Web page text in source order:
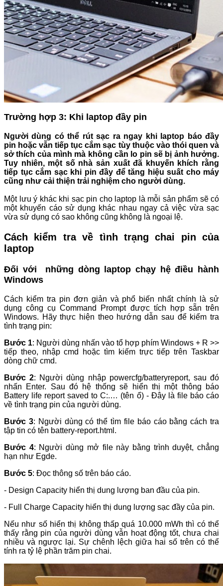
Trường hợp 3: Khi laptop đầy pin
Người dùng có thể rút sạc ra ngay khi laptop báo đầy
pin hoặc vẫn tiếp tục cắm sạc tùy thuộc vào thói quen và
sở thích của mình mà không cần lo pin sẽ bị ảnh hưởng.
Tuy nhiên, một số nhà sản xuất đã khuyến khích rằng
tiếp tục cắm sạc khi pin đầy để tăng hiệu suất cho máy
cũng như cải thiện trải nghiệm cho người dùng.
Một lưu ý khác khi sạc pin cho laptop là mỗi sản phẩm sẽ có
một khuyến cáo sử dụng khác nhau ngay cả việc vừa sạc
vừa sử dụng có sao không cũng không là ngoại lệ.
Cách kiểm tra về tình trạng chai pin của
laptop
Đối với những dòng laptop chạy hệ điều hành
Windows
Cách kiểm tra pin đơn giản và phổ biến nhất chính là sử
dụng công cụ Command Prompt được tích hợp sẵn trên
Windows. Hãy thực hiện theo hướng dẫn sau để kiểm tra
tình trạng pin:
Bước 1: Người dùng nhấn vào tổ hợp phím Windows + R >>
tiếp theo, nhập cmd hoặc tìm kiếm trực tiếp trên Taskbar
dòng chữ cmd.
Bước 2: Người dùng nhập powercfg/batteryreport, sau đó
nhấn Enter. Sau đó hệ thống sẽ hiển thị một thông báo
Battery life report saved to C:.… (tên ổ) - Đây là file báo cáo
về tình trạng pin của người dùng.
Bước 3: Người dùng có thể tìm file báo cáo bằng cách tra
tập tin có tên battery-report.html.
Bước 4: Người dùng mở file này bằng trình duyệt, chẳng
hạn như Egde.
Bước 5: Đọc thông số trên báo cáo.
- Design Capacity hiển thị dung lượng ban đầu của pin.
- Full Charge Capacity hiển thị dung lượng sạc đầy của pin.
Nếu như số hiển thị không thấp quá 10.000 mWh thì có thể
thấy rằng pin của người dùng vẫn hoạt động tốt, chưa chai
nhiều và ngược lại. Sự chênh lệch giữa hai số trên có thể
tính ra tỷ lệ phần trăm pin chai.